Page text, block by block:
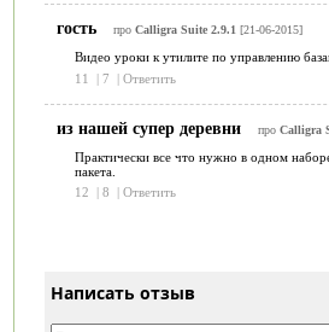
гость про Calligra Suite 2.9.1 [21-06-2015]
Видео уроки к утилите по управлению
11
| 7 | Ответить
из нашей супер деревни про Calligra
Практически все что нужно в одном
пакета.
12
| 8 | Ответить
Написать отзыв